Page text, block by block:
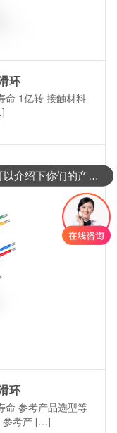
环
命 1亿转 接触材料
环
命 参考产品选型等
参考产 […]
可以介绍下你们的产品么